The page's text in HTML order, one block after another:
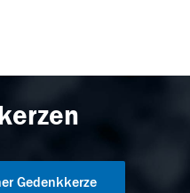
Gedenkkerze